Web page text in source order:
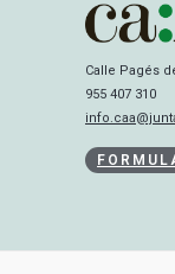
Calle Pagés
955 407 310